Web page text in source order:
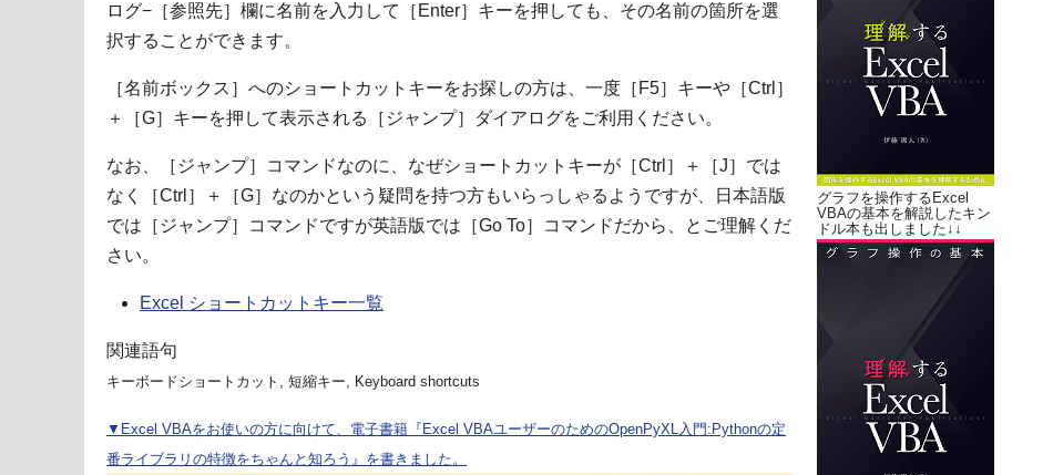
ログ−［参照先］欄に名前を入力して［Enter］キーを押しても、その名前の箇所を選
択することができます。
［名前ボックス］へのショートカットキーをお探しの方は、一度［F5］キーや［Ctrl］
＋［G］キーを押して表示される［ジャンプ］ダイアログをご利用ください。
なお、［ジャンプ］コマンドなのに、なぜショートカットキーが［Ctrl］＋［J］では
なく［Ctrl］＋［G］なのかという疑問を持つ方もいらっしゃるようですが、日本語版
では［ジャンプ］コマンドですが英語版では［Go To］コマンドだから、とご理解くだ
さい。
Excel ショートカットキー一覧
関連語句
キーボードショートカット, 短縮キー, Keyboard shortcuts
▼Excel VBAをお使いの方に向けて、電子書籍『Excel VBAユーザーのためのOpenPyXL入門:Pythonの定
番ライブラリの特徴をちゃんと知ろう』を書きました。
グラフを操作するExcel
VBAの基本を解説したキン
ドル本も出しました↓↓